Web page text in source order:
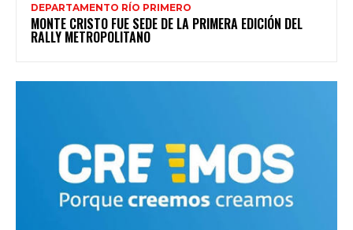
DEPARTAMENTO RÍO PRIMERO
MONTE CRISTO FUE SEDE DE LA PRIMERA EDICIÓN DEL
RALLY METROPOLITANO